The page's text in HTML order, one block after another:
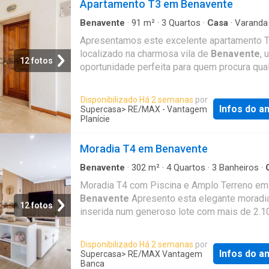
12 fotos
Apartamento T3 em Benavente
Benavente · 91 m² · 3 Quartos · Casa · Varanda
Apresentamos este excelente apartamento
localizado na charmosa vila de Benavente,
oportunidade perfeita para quem procura
pelas áreas generosas, sendo composto por:
quartos com roupeiros embutidos,
marquise, ideal para escritório, zona de lazer
para momentos de convívio e conforto, com
direto a uma varanda comum a um dos
Cozinha semi-equipada, prática e funcional
dia a dia; * Duas casas de banho completas,
Arrecadação, oferecendo espaço extra de
arrumação, sempre uma mais-valia. O
encontra-se no segundo andar de um
Disponibilizado Há 2 semanas por
Supercasa> RE/MAX - Vantagem
Planície
Infos do
12 fotos
Moradia T4 em Benavente
Benavente · 302 m² · 4Quartos · 3 Banheiros ·
Moradia T4 com Piscina e Amplo Terreno em
Benavente Apresento esta elegante
inserida num generoso lote com mais de
unem em perfeita harmonia. De arquitetura
contemporânea e linhas intemporais, esta
Disponibilizado Há 2 semanas por
Supercasa> RE/MAX Vantagem
Banca
Infos do